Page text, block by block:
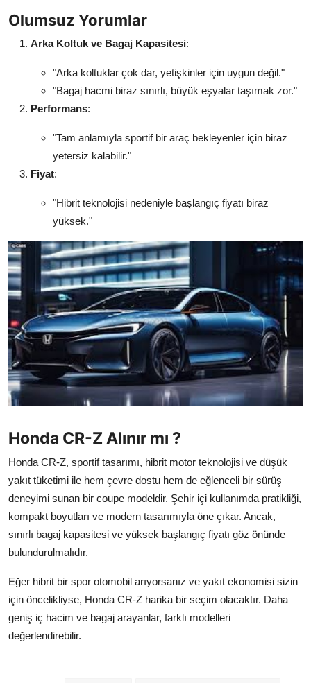
Olumsuz Yorumlar
Arka Koltuk ve Bagaj Kapasitesi:
"Arka koltuklar çok dar, yetişkinler için uygun değil."
"Bagaj hacmi biraz sınırlı, büyük eşyalar taşımak zor."
Performans:
"Tam anlamıyla sportif bir araç bekleyenler için biraz
yetersiz kalabilir."
Fiyat:
"Hibrit teknolojisi nedeniyle başlangıç fiyatı biraz
yüksek."
Honda CR-Z Alınır mı ?
Honda CR-Z, sportif tasarımı, hibrit motor teknolojisi ve düşük
yakıt tüketimi ile hem çevre dostu hem de eğlenceli bir sürüş
deneyimi sunan bir coupe modeldir. Şehir içi kullanımda pratikliği,
kompakt boyutları ve modern tasarımıyla öne çıkar. Ancak,
sınırlı bagaj kapasitesi ve yüksek başlangıç fiyatı göz önünde
bulundurulmalıdır.
Eğer hibrit bir spor otomobil arıyorsanız ve yakıt ekonomisi sizin
için öncelikliyse, Honda CR-Z harika bir seçim olacaktır. Daha
geniş iç hacim ve bagaj arayanlar, farklı modelleri
değerlendirebilir.